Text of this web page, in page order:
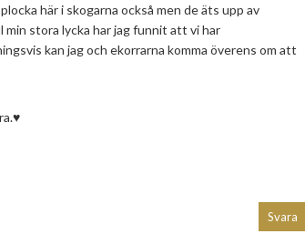
här i skogarna också men de äts upp av
stora lycka har jag funnit att vi har
kan jag och ekorrarna komma överens om att
Svara